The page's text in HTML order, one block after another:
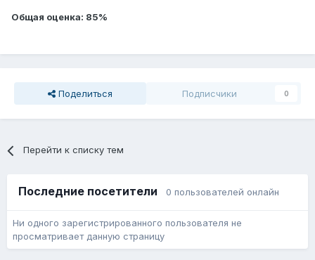
Общая оценка: 85%
Поделиться Подписчики 0
Перейти к списку тем
Последние посетители 0 пользователей онлайн
Ни одного зарегистрированного пользователя не
просматривает данную страницу